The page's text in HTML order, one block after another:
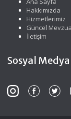
Hakkımızda
Hizmetlerimiz
Güncel
İletişim
Sosyal Medya